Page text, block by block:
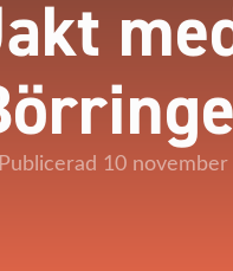
Publicerad 10 november